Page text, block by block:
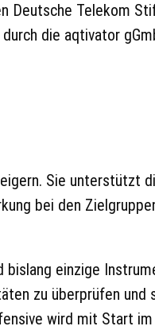
Deutsche Telekom
die aqtivator
Sie unterstützt
bei den
bislang einzige
zu überprüfen und
wird mit Start